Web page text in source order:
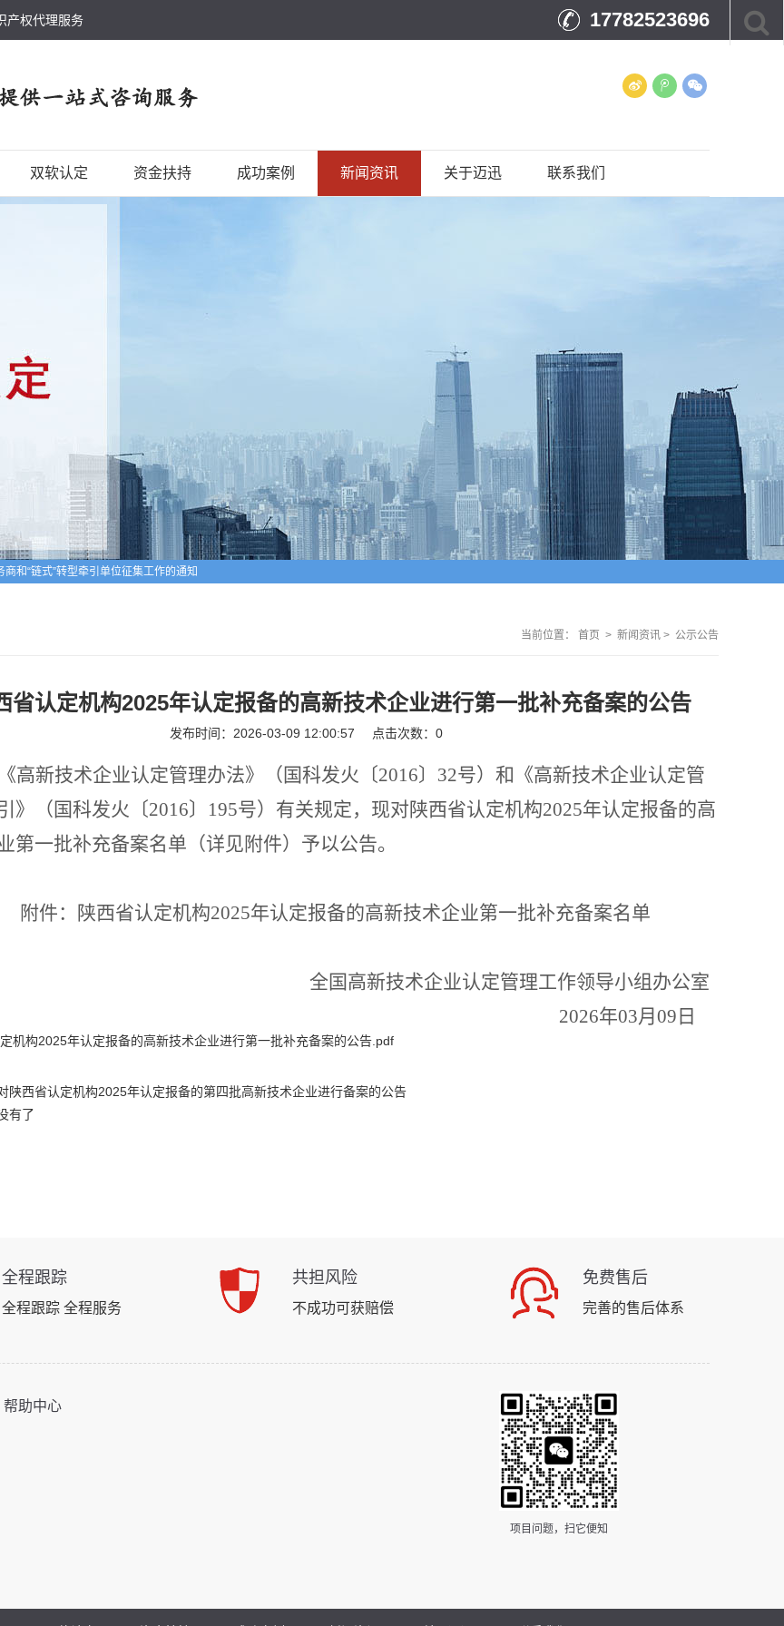
产权代理服务 17782523696
双软认定 资金扶持 成功案例 新闻资讯 关于迈迅 联系我们
和“链式”转型牵引单位征集工作的通知
备案的公告
当前位置：
首页 > 新闻资讯 > 公示公告
省认定机构2025年认定报备的高新技术企业进行第一批补充备案的公告
发布时间：2026-03-09 12:00:57 点击次数： 0
高新技术企业认定管理办法》（国科发火〔2016〕 32号）和《高新技术企业认定管
》（国科发火〔2016〕 195号）有关规定，现对陕西省认定机构2025年认定报备的高
第一批补充备案名单（详见附件）予以公告。
附件： 陕西省认定机构2025年认定报备的高新技术企业第一批补充备案名单
全国高新技术企业认定管理工作领导小组办公室
2026年03月 09 日
机构2025年认定报备的高新技术企业进行第一批补充备案的公告.pdf
陕西省认定机构2025年认定报备的第四批高新技术企业进行备案的公告
有了
全程跟踪
全程跟踪 全程服务
共担风险
不成功可获赔偿
免费售后
完善的售后体系
帮助中心
项目问题，扫它便知